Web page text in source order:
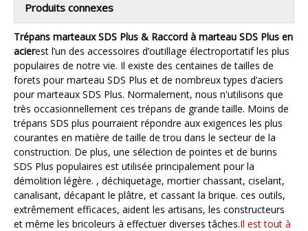
Produits connexes
Trépans marteaux SDS Plus & Raccord à marteau SDS Plus en
acierest l’un des accessoires d’outillage électroportatif les plus
populaires de notre vie. Il existe des centaines de tailles de
forets pour marteau SDS Plus et de nombreux types d’aciers
pour marteaux SDS Plus. Normalement, nous n'utilisons que
très occasionnellement ces trépans de grande taille. Moins de
trépans SDS plus pourraient répondre aux exigences les plus
courantes en matière de taille de trou dans le secteur de la
construction. De plus, une sélection de pointes et de burins
SDS Plus populaires est utilisée principalement pour la
démolition légère. , déchiquetage, mortier chassant, ciselant,
canalisant, décapant le plâtre, et cassant la brique. ces outils,
extrêmement efficaces, aident les artisans, les constructeurs
et même les bricoleurs à effectuer diverses tâches.Il est tout à